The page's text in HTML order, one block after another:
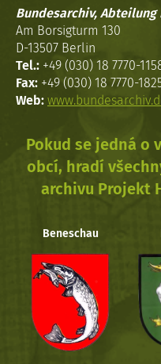
Bundesarchiv, Abteilung
Am Borsigturm 130
D-13507 Berlin
Tel.: +49 (030) 18 7770-
Fax: +49 (030) 18 7770-
Web:
Pokud se jedná o
obcí, hradí
archivu Projekt
Beneschau